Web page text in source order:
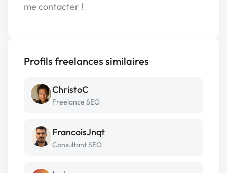
me contacter !
Profils freelances similaires
ChristoC
Freelance SEO
FrancoisJnqt
Consultant SEO